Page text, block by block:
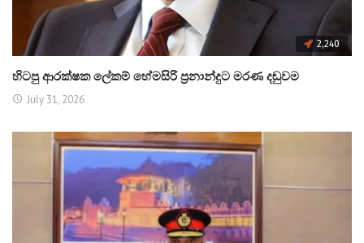
2,240
හිටපු ආරක්ෂක ලේකම් හේමසිරි ප්‍රනාන්දුට මරණ දඬුවම
July 31, 2026